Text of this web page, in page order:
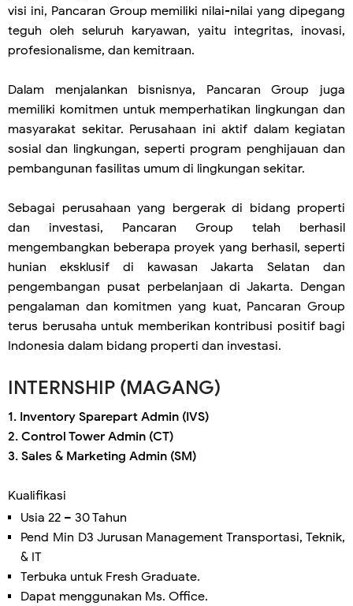
visi ini, Pancaran Group memiliki nilai-nilai yang dipegang
teguh oleh seluruh karyawan, yaitu integritas, inovasi,
profesionalisme, dan kemitraan.
Dalam menjalankan bisnisnya, Pancaran Group juga
memiliki komitmen untuk memperhatikan lingkungan dan
masyarakat sekitar. Perusahaan ini aktif dalam kegiatan
sosial dan lingkungan, seperti program penghijauan dan
pembangunan fasilitas umum di lingkungan sekitar.
Sebagai perusahaan yang bergerak di bidang properti
dan investasi, Pancaran Group telah berhasil
mengembangkan beberapa proyek yang berhasil, seperti
hunian eksklusif di kawasan Jakarta Selatan dan
pengembangan pusat perbelanjaan di Jakarta. Dengan
pengalaman dan komitmen yang kuat, Pancaran Group
terus berusaha untuk memberikan kontribusi positif bagi
Indonesia dalam bidang properti dan investasi.
INTERNSHIP (MAGANG)
1. Inventory Sparepart Admin (IVS)
2. Control Tower Admin (CT)
3. Sales & Marketing Admin (SM)
Kualifikasi
Usia 22 – 30 Tahun
Pend Min D3 Jurusan Management Transportasi, Teknik,
& IT
Terbuka untuk Fresh Graduate.
Dapat menggunakan Ms. Office.